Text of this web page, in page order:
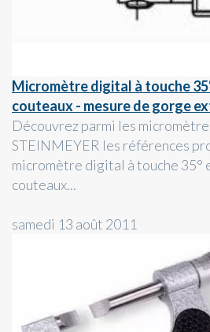
Micromètre digital à touche
couteaux - mesure de gorge
Découvrez parmi les
STEINMEYER les références
micromètre digital à touche 35°
couteaux...
samedi 13 août 2011